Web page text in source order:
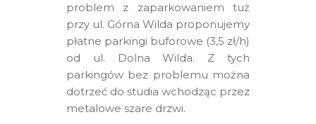
problem z zaparkowaniem tuż
przy ul. Górna Wilda proponujemy
płatne parkingi buforowe (3,5 zł/h)
od ul. Dolna Wilda. Z tych
parkingów bez problemu można
dotrzeć do studia wchodząc przez
metalowe szare drzwi.